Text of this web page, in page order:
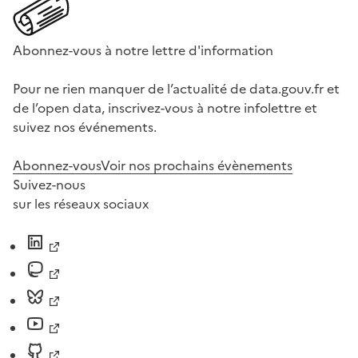
Abonnez-vous à notre lettre d'information
Pour ne rien manquer de l’actualité de data.gouv.fr et
de l’open data, inscrivez-vous à notre infolettre et
suivez nos événements.
Abonnez-vousVoir nos prochains évènements
Suivez-nous
sur les réseaux sociaux